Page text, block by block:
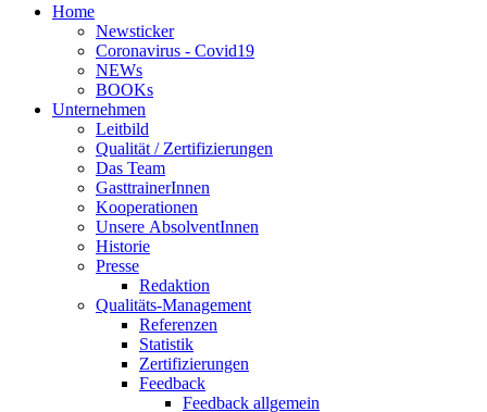
Home
Newsticker
Coronavirus - Covid19
NEWs
BOOKs
Unternehmen
Leitbild
Qualität / Zertifizierungen
Das Team
GasttrainerInnen
Kooperationen
Unsere AbsolventInnen
Historie
Presse
Redaktion
Qualitäts-Management
Referenzen
Statistik
Zertifizierungen
Feedback
Feedback allgemein